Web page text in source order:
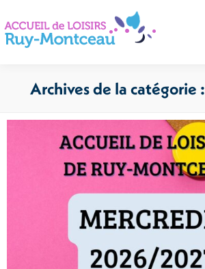
Archives de la catégorie :